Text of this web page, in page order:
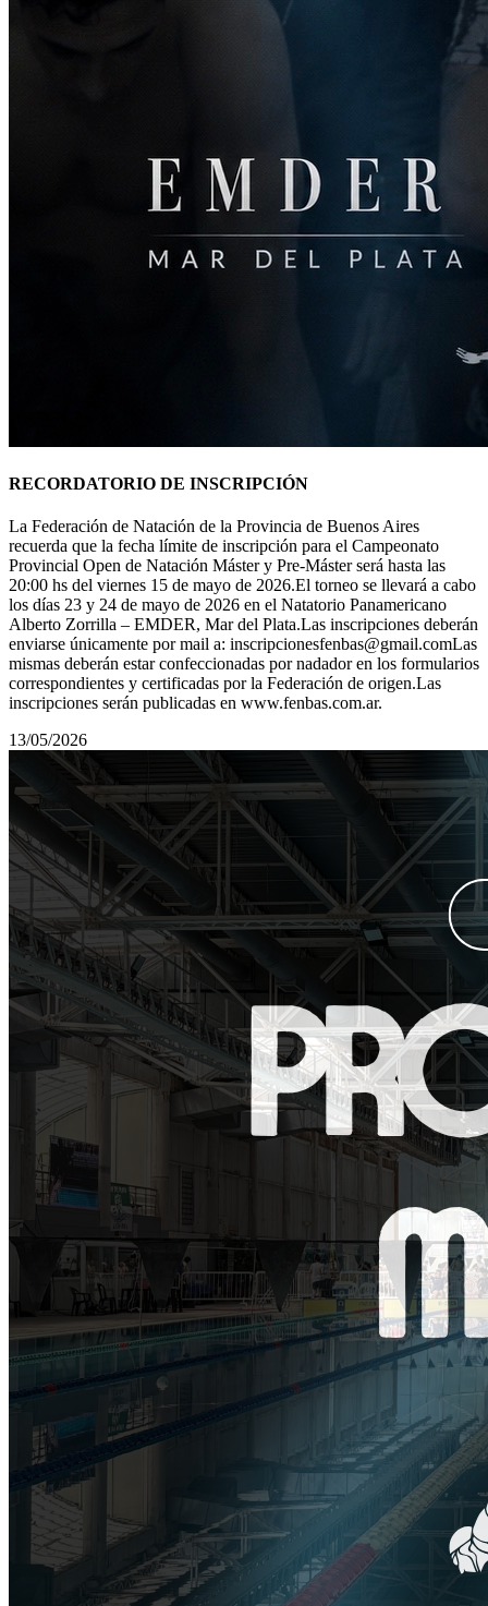
RECORDATORIO DE INSCRIPCIÓN
La Federación de Natación de la Provincia de Buenos Aires
recuerda que la fecha límite de inscripción para el Campeonato
Provincial Open de Natación Máster y Pre-Máster será hasta las
20:00 hs del viernes 15 de mayo de 2026.El torneo se llevará a cabo
los días 23 y 24 de mayo de 2026 en el Natatorio Panamericano
Alberto Zorrilla – EMDER, Mar del Plata.Las inscripciones deberán
enviarse únicamente por mail a: inscripcionesfenbas@gmail.comLas
mismas deberán estar confeccionadas por nadador en los formularios
correspondientes y certificadas por la Federación de origen.Las
inscripciones serán publicadas en www.fenbas.com.ar.
13/05/2026